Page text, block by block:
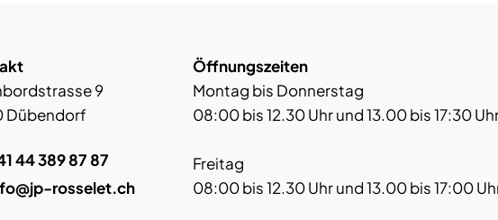
9
Dübendorf
44 389 87 87
rosselet.ch
Öffnungszeiten
Montag bis Donnerstag
08:00 bis 12.30 Uhr und 13.00 bis 17:30
Freitag
08:00 bis 12.30 Uhr und 13.00 bis 17:00